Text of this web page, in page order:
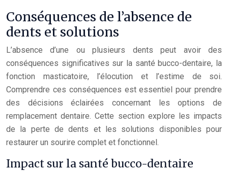
Conséquences de l’absence de
dents et solutions
L’absence d’une ou plusieurs dents peut avoir des
conséquences significatives sur la santé bucco-dentaire, la
fonction masticatoire, l’élocution et l’estime de soi.
Comprendre ces conséquences est essentiel pour prendre
des décisions éclairées concernant les options de
remplacement dentaire. Cette section explore les impacts
de la perte de dents et les solutions disponibles pour
restaurer un sourire complet et fonctionnel.
Impact sur la santé bucco-dentaire